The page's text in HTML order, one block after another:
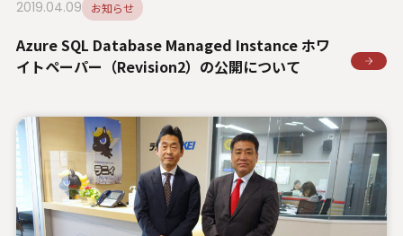
2019.04.09 お知らせ
Azure SQL Database Managed Instance ホワ
イトペーパー（Revision2）の公開について